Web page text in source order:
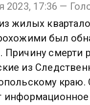
2023, 17:36 —
жилых
был
Причину смерти
из
краю.
информационное